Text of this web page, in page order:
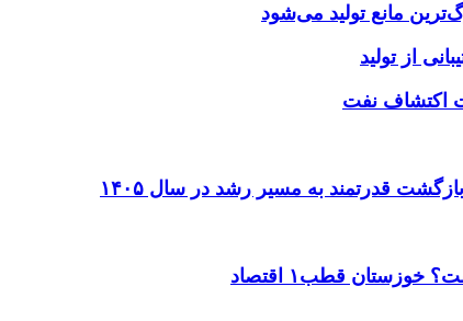
از تولید
قدرتمند به مسیر رشد در سال ۱۴۰۵
قطب۱ اقتصاد